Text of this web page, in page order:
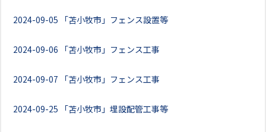
2024-09-05 「苫小牧市」フェンス設置等
2024-09-06 「苫小牧市」フェンス工事
2024-09-07 「苫小牧市」フェンス工事
2024-09-25 「苫小牧市」埋設配管工事等